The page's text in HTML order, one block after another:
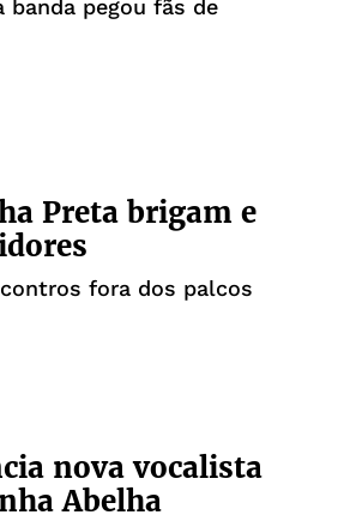
banda pegou fãs de
Preta brigam e
fora dos palcos
nova vocalista
Abelha